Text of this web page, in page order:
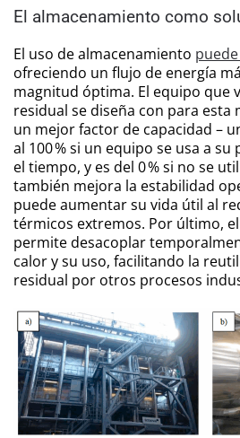
El almacenamiento como
El uso de almacenamiento
ofreciendo un flujo de energía
magnitud óptima. El equipo que
residual se diseña con para esta
un mejor factor de capacidad –
al 100 % si un equipo se usa a
el tiempo, y es del 0 % si no se
también mejora la estabilidad
puede aumentar su vida útil al
térmicos extremos. Por último,
permite desacoplar
calor y su uso, facilitando la
residual por otros procesos